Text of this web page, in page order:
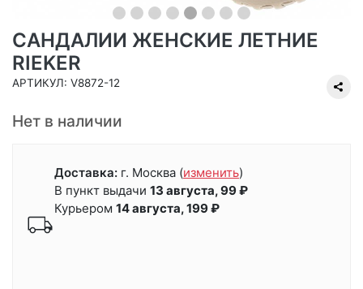
САНДАЛИИ ЖЕНСКИЕ ЛЕТНИЕ
RIEKER
АРТИКУЛ: V8872-12
Нет в наличии
Доставка: г. Москва (изменить)
В пункт выдачи 13 августа, 99 ₽
Курьером 14 августа, 199 ₽